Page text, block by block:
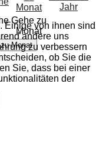
Gehe zu
Monat
Monat
Einige von ihnen sind
andere uns
zu verbessern
ob Sie die
Sie, dass bei einer
der